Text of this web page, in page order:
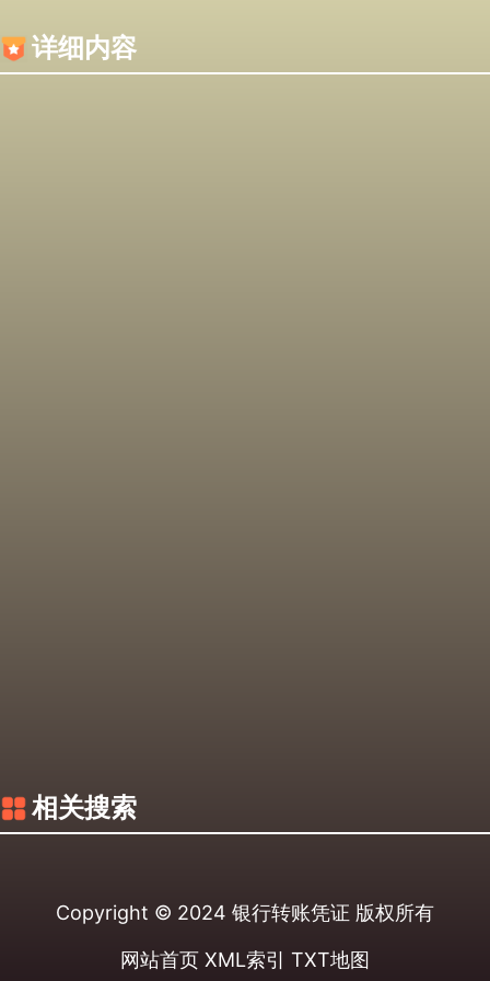
详细内容
相关搜索
Copyright © 2024 银行转账凭证 版权所有
网站首页 XML索引 TXT地图